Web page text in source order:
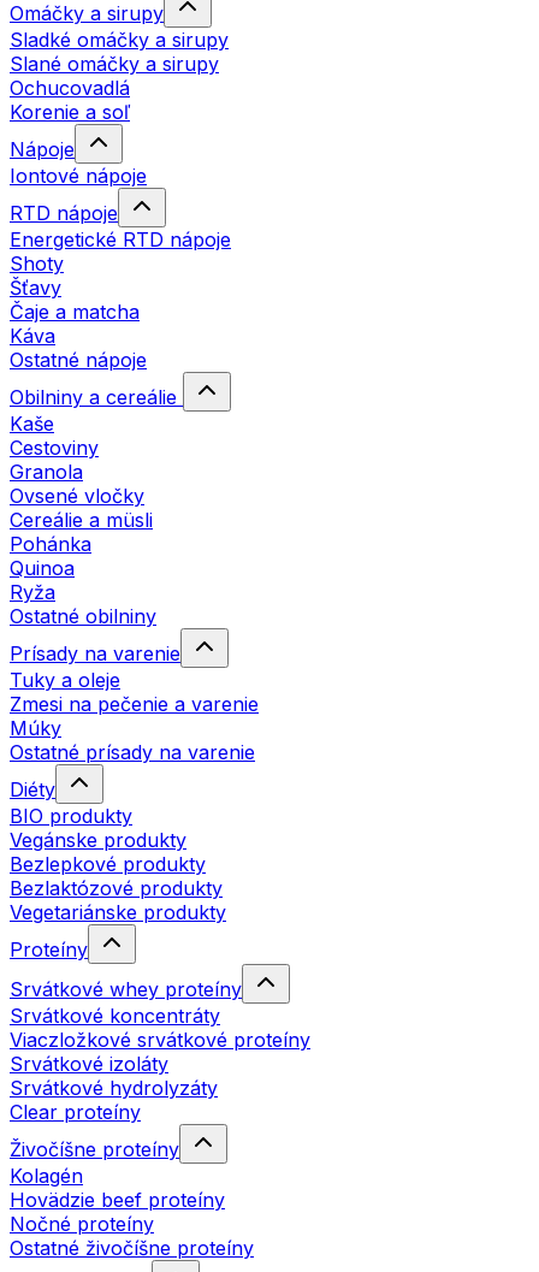
Omáčky a sirupy
Sladké omáčky a sirupy
Slané omáčky a sirupy
Ochucovadlá
Korenie a soľ
Nápoje
Iontové nápoje
RTD nápoje
Energetické RTD nápoje
Shoty
Šťavy
Čaje a matcha
Káva
Ostatné nápoje
Obilniny a cereálie
Kaše
Cestoviny
Granola
Ovsené vločky
Cereálie a müsli
Pohánka
Quinoa
Ryža
Ostatné obilniny
Prísady na varenie
Tuky a oleje
Zmesi na pečenie a varenie
Múky
Ostatné prísady na varenie
Diéty
BIO produkty
Vegánske produkty
Bezlepkové produkty
Bezlaktózové produkty
Vegetariánske produkty
Proteíny
Srvátkové whey proteíny
Srvátkové koncentráty
Viaczložkové srvátkové proteíny
Srvátkové izoláty
Srvátkové hydrolyzáty
Clear proteíny
Živočíšne proteíny
Kolagén
Hovädzie beef proteíny
Nočné proteíny
Ostatné živočíšne proteíny